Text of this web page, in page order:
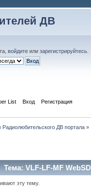
ДВ
войдите или зарегистрируйтесь
List Вход Регистрация
ДВ портала»
Тема: VLF-LF-MF
эту тему.